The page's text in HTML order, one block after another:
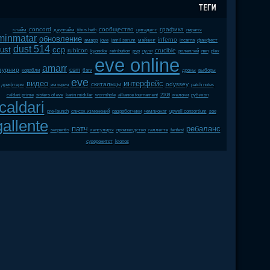
клайм concord даунтайм tibus heth сообщество цитадель графика пираты
обновление амарр jove jamil sarum майнинг inferno incarna фанфест
dust 514 ccp rubicon kyonoke retribution pvp нули crucible ролеплей пвп plex
корабли amarr csm баги eve online дроны выборы
дрифтеры видео империя eve скитальцы интерфейс odyssey patch notes
caldari prime sisters of eve karin midular wormhole alliance tournament 2008 мелочи рубикон
pre-launch список изменений разработчики чемпионат upwell consortium soe
serpentis патч капсулиры производство галленте fanfest ребаланс
суверенитет kronos